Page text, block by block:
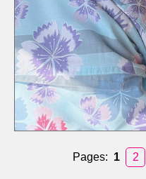
Pages: 1 2